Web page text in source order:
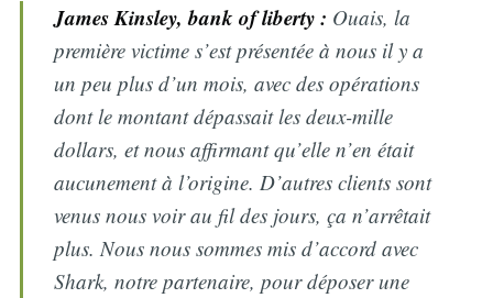
James Kinsley, bank of liberty : Ouais, la
première victime s’est présentée à nous il y a
un peu plus d’un mois, avec des opérations
dont le montant dépassait les deux-mille
dollars, et nous affirmant qu’elle n’en était
aucunement à l’origine. D’autres clients sont
venus nous voir au fil des jours, ça n’arrêtait
plus. Nous nous sommes mis d’accord avec
Shark, notre partenaire, pour déposer une